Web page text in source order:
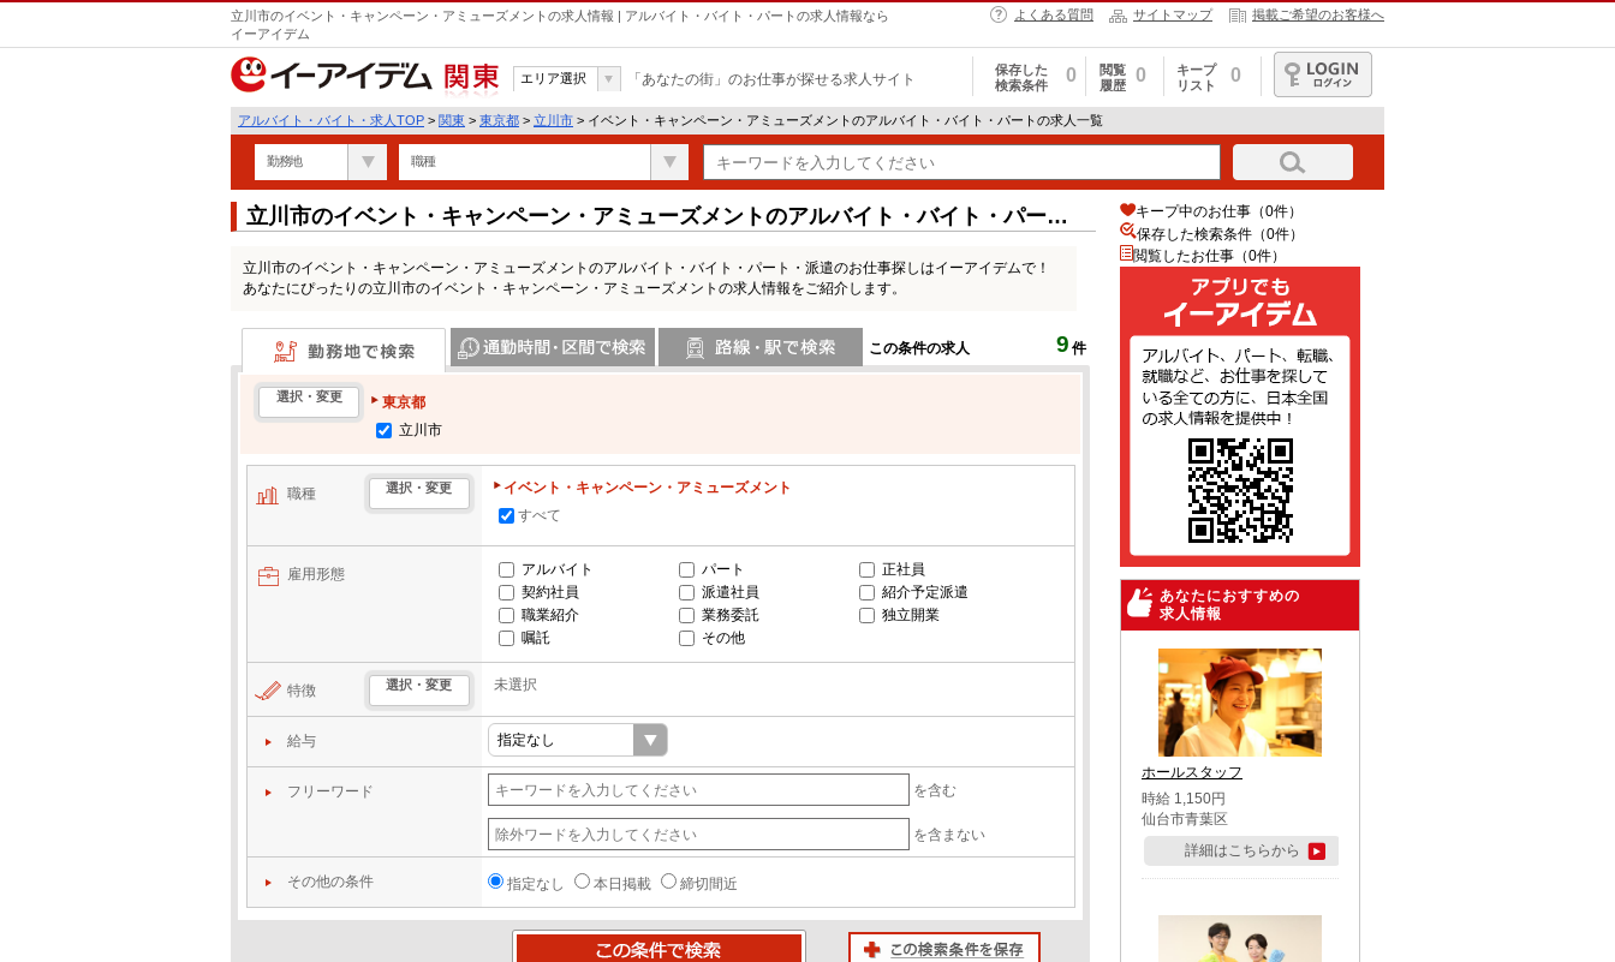
立川市のイベント・キャンペーン・アミューズメントの求人情報 | アルバイト・バイト・パートの求人情報なら
イーアイデム
よくある質問 サイトマップ 掲載ご希望のお客様へ
関東
エリア選択 「あなたの街」のお仕事が探せる求人サイト
保存した
検索条件
0
閲覧
履歴
0
キープ
リスト
0
ログイン
アルバイト・バイト・求人TOP > 関東 > 東京都 > 立川市 > イベント・キャンペーン・アミューズメントのアルバイト・バイト・パートの求人一覧
勤務地 職種
立川市のイベント・キャンペーン・アミューズメントのアルバイト・バイト・パート
立川市のイベント・キャンペーン・アミューズメントのアルバイト・バイト・パート・派遣のお仕事探しはイーアイデムで！
あなたにぴったりの立川市のイベント・キャンペーン・アミューズメントの求人情報をご紹介します。
この条件の求人 9 件
勤務地で検索
選択・変更
東京都
立川市
職種 選択・変更
イベント・キャンペーン・アミューズメント
すべて
雇用形態 アルバイト パート
正社員
契約社員
派遣社員
紹介予定派遣
職業紹介
業務委託
独立開業
嘱託
その他
特徴 選択・変更 未選択
給与
フリーワード を含む
を含まない
その他の条件 指定なし 本日掲載 締切間近
キープ中のお仕事（0件）
保存した検索条件（0件）
閲覧したお仕事（0件）
あなたにおすすめの
求人情報
ホールスタッフ
時給 1,150円
仙台市青葉区
詳細はこちらから